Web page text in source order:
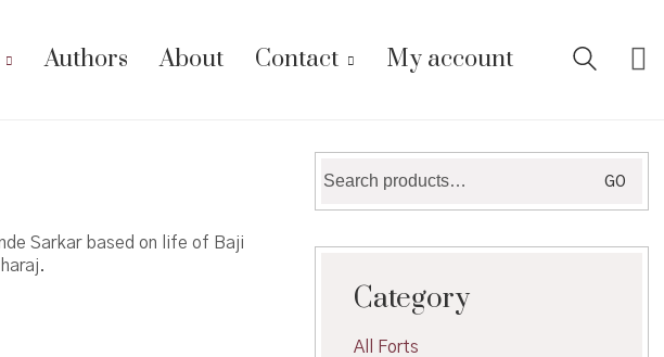
Authors About Contact My account
Sarkar based on life of Baji
for:
GO
Category
All Forts